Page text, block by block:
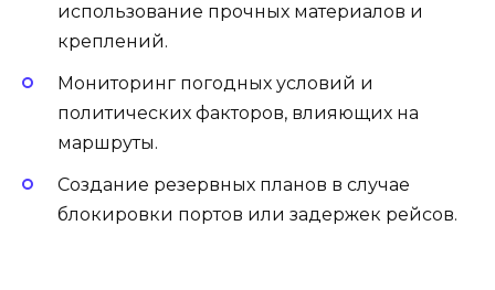
использование прочных материалов и
креплений.
Мониторинг погодных условий и
политических факторов, влияющих на
маршруты.
Создание резервных планов в случае
блокировки портов или задержек рейсов.